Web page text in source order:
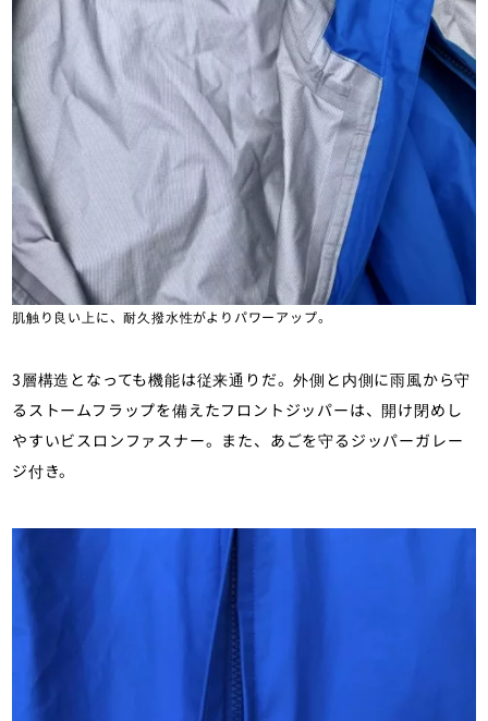
肌触り良い上に、耐久撥水性がよりパワーアップ。
3層構造となっても機能は従来通りだ。外側と内側に雨風から守
るストームフラップを備えたフロントジッパーは、開け閉めし
やすいビスロンファスナー。また、あごを守るジッパーガレー
ジ付き。